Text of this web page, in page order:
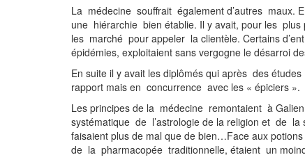
La médecine souffrait également d’autres maux.
une hiérarchie bien établie. Il y avait, pour les plus
les marché pour appeler la clientèle. Certains
épidémies, exploitaient
En suite il y avait les diplômés qui après des
rapport mais en
Les principes de la médecine remontaient à
systématique de l’astrologie de la religion et de la
faisaient plus de mal que de bien…Face aux
de la pharmacopée